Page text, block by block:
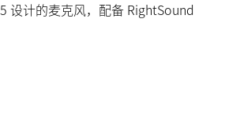
设计的麦克风，配备 RightSound